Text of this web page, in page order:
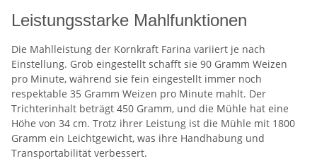
Leistungsstarke Mahlfunktionen
Die Mahlleistung der Kornkraft Farina variiert je nach
Einstellung. Grob eingestellt schafft sie 90 Gramm Weizen
pro Minute, während sie fein eingestellt immer noch
respektable 35 Gramm Weizen pro Minute mahlt. Der
Trichterinhalt beträgt 450 Gramm, und die Mühle hat eine
Höhe von 34 cm. Trotz ihrer Leistung ist die Mühle mit 1800
Gramm ein Leichtgewicht, was ihre Handhabung und
Transportabilität verbessert.